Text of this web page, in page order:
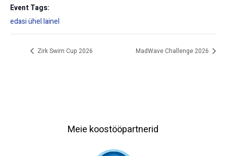
Event Tags:
edasi ühel lainel
Zirk Swim Cup 2026 MadWave Challenge 2026
Meie koostööpartnerid